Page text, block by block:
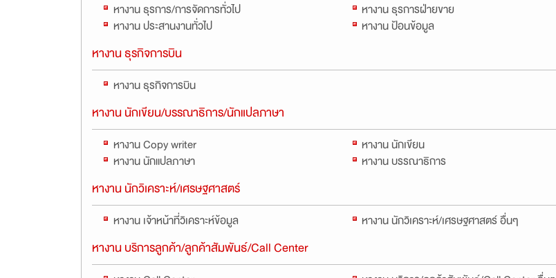
หางาน ธุรการ/การจัดการทั่วไป หางาน ธุรการฝ่ายขาย
หางาน ประสานงานทั่วไป
หางาน ป้อนข้อมูล
หางาน ธุรกิจการบิน
หางาน ธุรกิจการบิน
หางาน นักเขียน/บรรณาธิการ/นักแปลภาษา
หางาน Copy writer หางาน นักเขียน
หางาน นักแปลภาษา
หางาน บรรณาธิการ
หางาน นักวิเคราะห์/เศรษฐศาสตร์
หางาน เจ้าหน้าที่วิเคราะห์ข้อมูล หางาน นักวิเคราะห์/เศรษฐศาสตร์ อื่นๆ
หางาน บริการลูกค้า/ลูกค้าสัมพันธ์/Call Center